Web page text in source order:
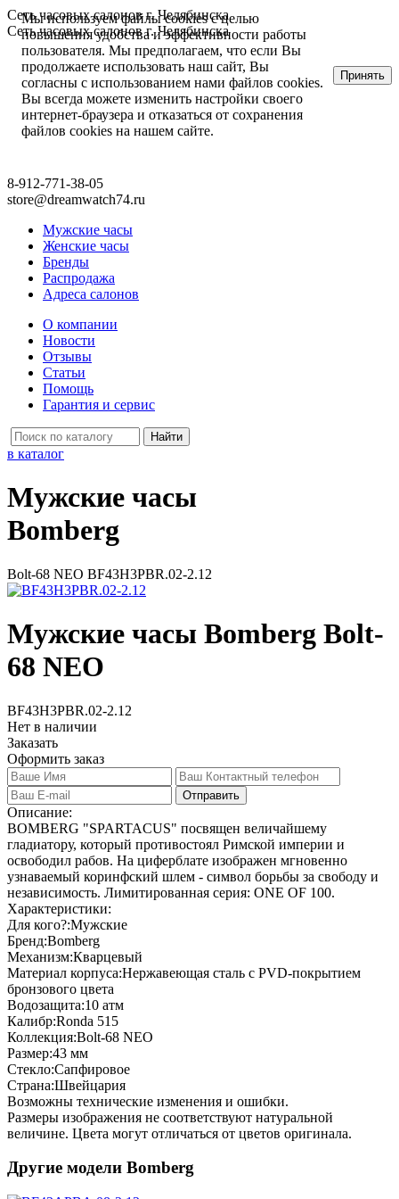
Сеть часовых салонов г. Челябинска
Сеть часовых салонов г. Челябинска
8-912-771-38-05
store@dreamwatch74.ru
Мужские часы
Женские часы
Бренды
Распродажа
Адреса салонов
О компании
Новости
Отзывы
Статьи
Помощь
Гарантия и сервис
в каталог
Мужские часы
Bomberg
Bolt-68 NEO BF43H3PBR.02-2.12
Мужские часы Bomberg Bolt-
68 NEO
BF43H3PBR.02-2.12
Нет в наличии
Заказать
Оформить заказ
Отправить
Описание:
BOMBERG "SPARTACUS" посвящен величайшему
гладиатору, который противостоял Римской империи и
освободил рабов. На циферблате изображен мгновенно
узнаваемый коринфский шлем - символ борьбы за свободу и
независимость. Лимитированная серия: ONE OF 100.
Характеристики:
Для кого?:Мужские
Бренд:Bomberg
Механизм:Кварцевый
Материал корпуса:Нержавеющая сталь с PVD-покрытием
бронзового цвета
Водозащита:10 атм
Калибр:Ronda 515
Коллекция:Bolt-68 NEO
Размер:43 мм
Стекло:Сапфировое
Страна:Швейцария
Возможны технические изменения и ошибки.
Размеры изображения не соответствуют натуральной
величине. Цвета могут отличаться от цветов оригинала.
Другие модели Bomberg
Мы используем файлы cookies с целью
повышения удобства и эффективности работы
пользователя. Мы предполагаем, что если Вы
продолжаете использовать наш сайт, Вы
согласны с использованием нами файлов cookies.
Вы всегда можете изменить настройки своего
интернет-браузера и отказаться от сохранения
файлов cookies на нашем сайте.
Принять